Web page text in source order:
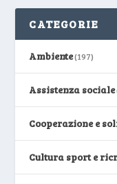
CATEGORIE
Ambiente(197)
Assistenza sociale
Cooperazione e
Cultura sport e